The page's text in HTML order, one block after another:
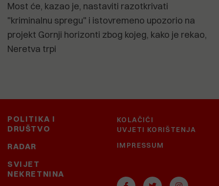
Most će, kazao je, nastaviti razotkrivati
"kriminalnu spregu" i istovremeno upozorio na
projekt Gornji horizonti zbog kojeg, kako je rekao,
Neretva trpi
POLITIKA I
DRUŠTVO
RADAR
SVIJET
NEKRETNINA
KOLAČIĆI
UVJETI KORIŠTENJA
IMPRESSUM